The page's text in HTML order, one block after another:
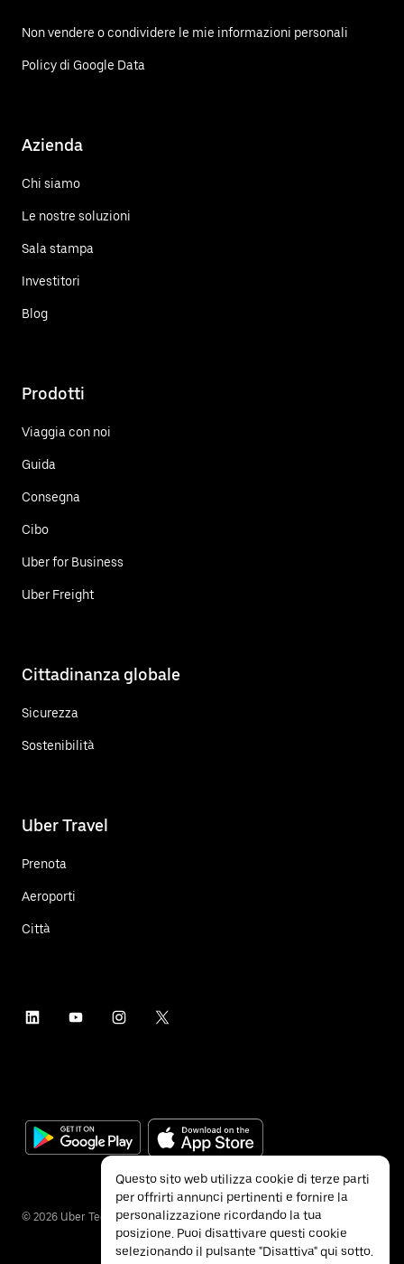
Non vendere o condividere le mie informazioni personali
Policy di Google Data
Azienda
Chi siamo
Le nostre soluzioni
Sala stampa
Investitori
Blog
Prodotti
Viaggia con noi
Guida
Consegna
Cibo
Uber for Business
Uber Freight
Cittadinanza globale
Sicurezza
Sostenibilità
Uber Travel
Prenota
Aeroporti
Città
© 2026 Uber Technologies Inc.
Questo sito web utilizza cookie di terze parti
per offrirti annunci pertinenti e fornire la
personalizzazione ricordando la tua
posizione. Puoi disattivare questi cookie
selezionando il pulsante "Disattiva" qui sotto.